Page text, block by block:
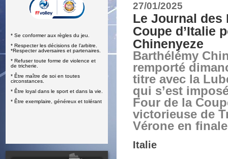
* Se conformer aux règles du jeu.
* Respecter les décisions de l’arbitre.
*Respecter adversaires et partenaires.
* Refuser toute forme de violence et
de tricherie.
* Être maître de soi en toutes
circonstances.
* Être loyal dans le sport et dans la vie.
* Être exemplaire, généreux et tolérant
27/01/2025
Le Journal des
Coupe d’Italie
Chinenyeze
Barthélémy
remporté
titre avec la
qui s’est
Four de la
victorieuse de
Vérone en
Italie